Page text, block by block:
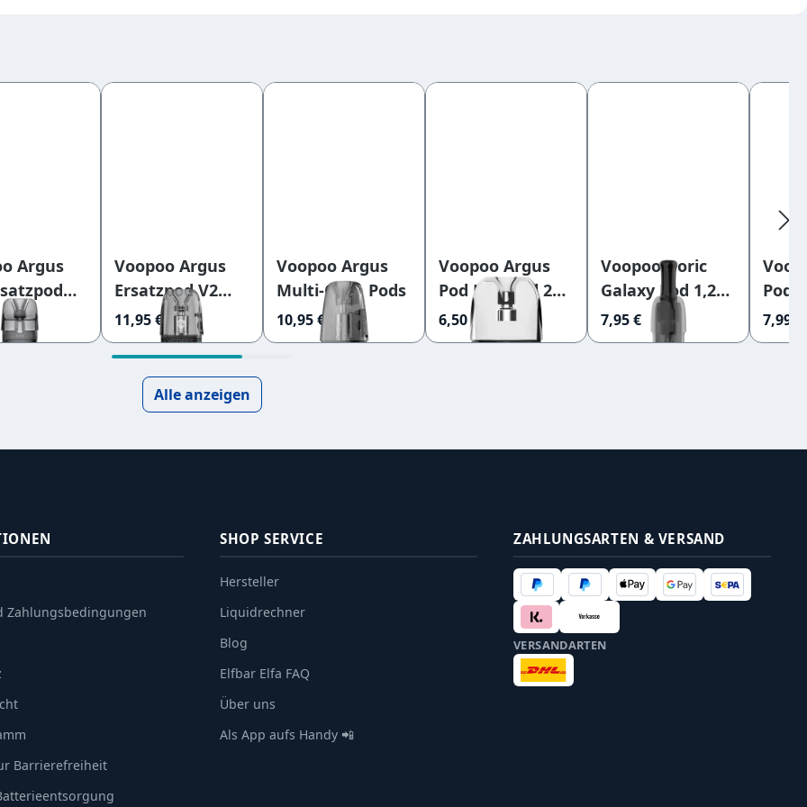
Argus
Voopoo Argus
Ersatzpod V2
3ml 0,4 Ohm
(Argus Pod,
Arugs P1s, P2,
G2, A, Z2, G3)
11,95 €
Voopoo Argus
Multi-Ohm Pods
10,95 €
Voopoo Argus
Pod Leerpod 2ml
(P1)
6,50 €
Voopoo Doric
Galaxy Pod 1,2
Ohm
7,95 €
Pod
7,99 €
Alle anzeigen
Zahlungsbedingungen
Barrierefreiheit
SHOP SERVICE
Hersteller
Liquidrechner
Blog
Elfbar Elfa FAQ
Über uns
Als App aufs Handy 📲
ZAHLUNGSARTEN & VERSAND
VERSANDARTEN